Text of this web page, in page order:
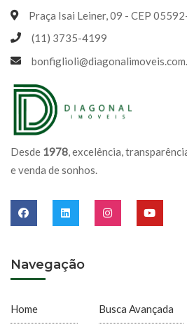
Desde 1978, excelência,
e venda de sonhos.
Navegação
Home Busca Avançada
Praça Isai Leiner, 09 - CEP
(11) 3735-4199